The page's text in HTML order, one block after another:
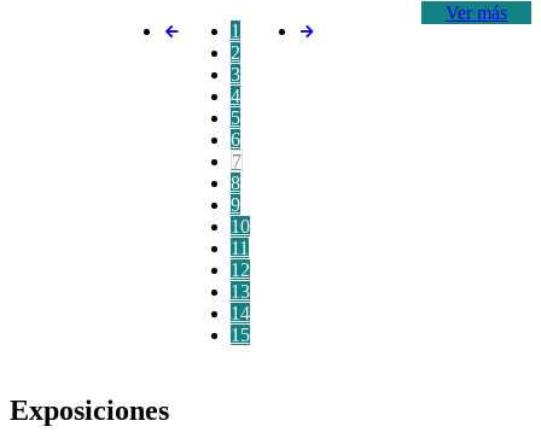
Ver más
1
2
3
4
5
6
7
8
9
10
11
12
13
14
15
Exposiciones